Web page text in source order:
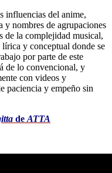
influencias del anime,
y nombres de agrupaciones
de la complejidad musical,
y conceptual donde se
por parte de este
de lo convencional, y
con videos y
paciencia y empeño sin
de ATTA